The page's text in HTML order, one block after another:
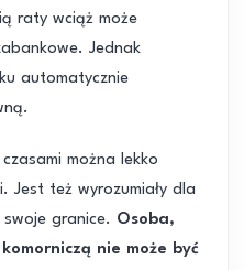
raty wciąż może
Jednak
automatycznie
można lekko
Jest też wyrozumiały dla
granice. Osoba,
nie może być